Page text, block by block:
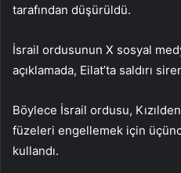
tarafından düşürüldü.
İsrail ordusunun X sosyal
açıklamada, Eilat’ta saldırı
Böylece İsrail ordusu,
füzeleri engellemek için
kullandı.